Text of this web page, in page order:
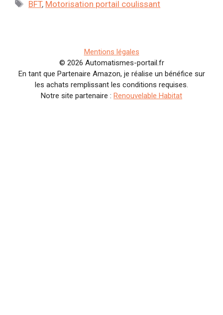
BFT, Motorisation portail coulissant
Mentions légales
© 2026 Automatismes-portail.fr
En tant que Partenaire Amazon, je réalise un bénéfice sur
les achats remplissant les conditions requises.
Notre site partenaire : Renouvelable Habitat